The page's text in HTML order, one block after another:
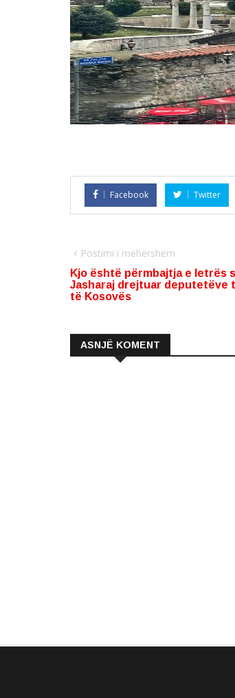
Facebook Twitter
Postimi i mëhershëm
Kjo është përmbajtja e letrës
Jasharaj drejtuar deputetëve
të Kosovës
ASNJË KOMENT